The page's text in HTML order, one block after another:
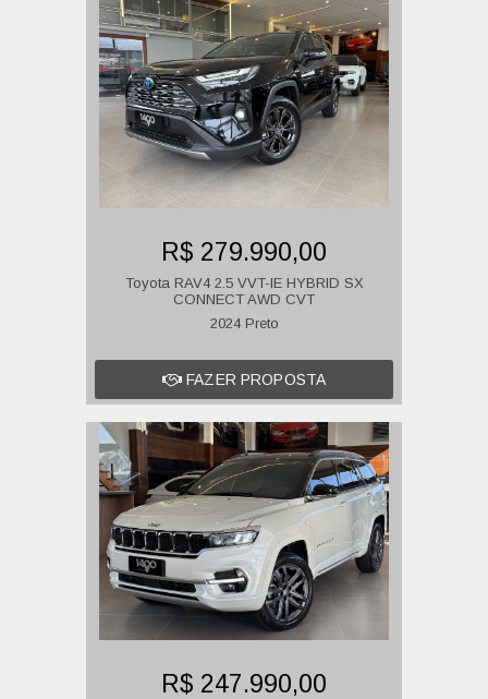
R$ 279.990,00
Toyota RAV4 2.5 VVT-IE HYBRID SX
CONNECT AWD CVT
2024 Preto
FAZER PROPOSTA
R$ 247.990,00